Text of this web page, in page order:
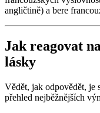
angličtině) a bere
Jak reagovat
lásky
Vědět, jak odpovědět, je
přehled nejběžnějších